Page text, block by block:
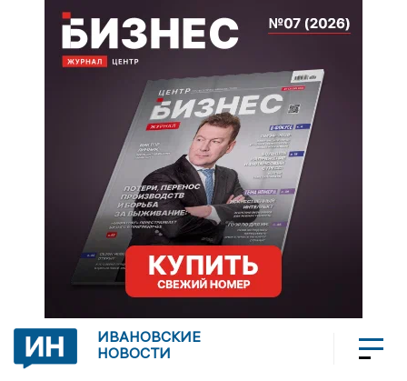
ИВАНОВСКИЕ
НОВОСТИ